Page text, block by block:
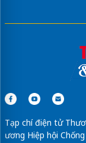
Tạp chí điện tử
ương Hiệp hội